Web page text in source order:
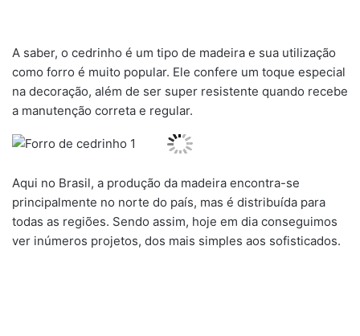
A saber, o cedrinho é um tipo de madeira e sua utilização
como forro é muito popular. Ele confere um toque especial
na decoração, além de ser super resistente quando recebe
a manutenção correta e regular.
Aqui no Brasil, a produção da madeira encontra-se
principalmente no norte do país, mas é distribuída para
todas as regiões. Sendo assim, hoje em dia conseguimos
ver inúmeros projetos, dos mais simples aos sofisticados.